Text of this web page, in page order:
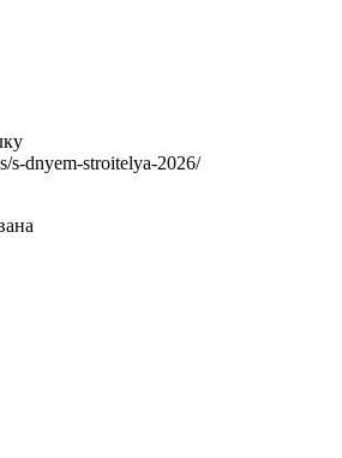
s-dnyem-stroitelya-2026/